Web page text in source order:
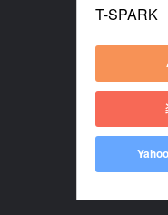
T-SPARK